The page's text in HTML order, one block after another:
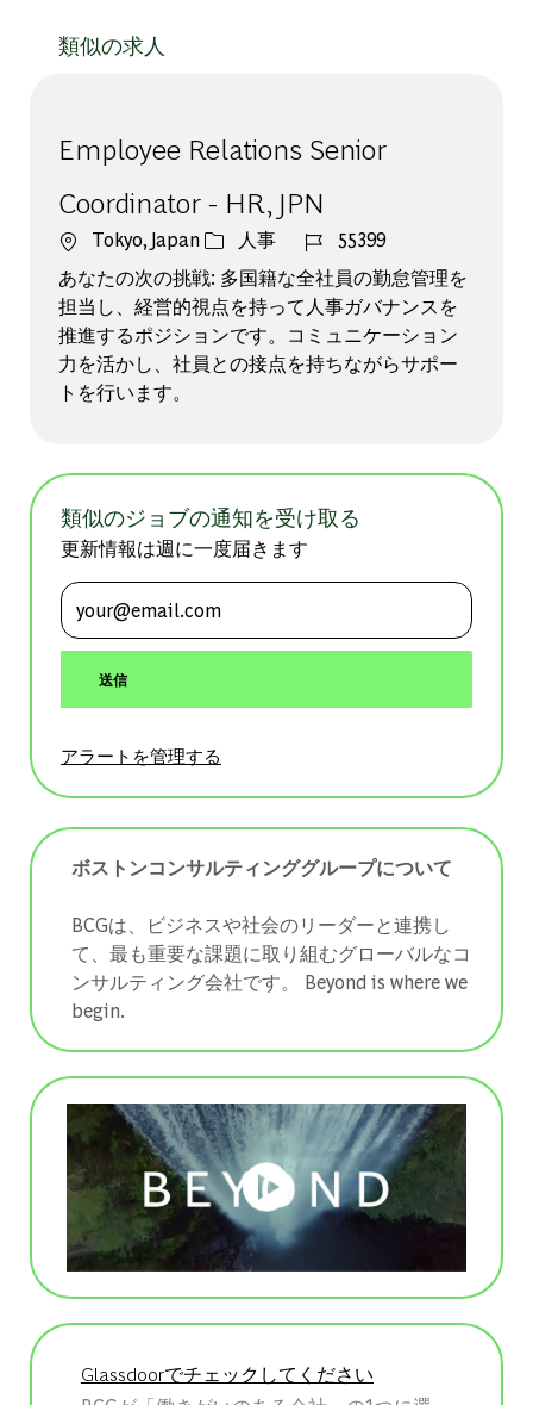
類似の求人
Employee Relations Senior
Coordinator - HR, JPN
場所Tokyo, Japanカテゴリー
人事 ジョブ ID
55399
あなたの次の挑戦: 多国籍な全社員の勤怠管理を
担当し、経営的視点を持って人事ガバナンスを
推進するポジションです。コミュニケーション
力を活かし、社員との接点を持ちながらサポー
トを行います。
類似のジョブの通知を受け取る
更新情報は週に一度届きます
メールアドレスを入力 (必須)
送信
アラートを管理する
ボストンコンサルティンググループについて
BCGは、ビジネスや社会のリーダーと連携し
て、最も重要な課題に取り組むグローバルなコ
ンサルティング会社です。 ​​​​​​​Beyond is where we
begin.
Glassdoorでチェックしてください